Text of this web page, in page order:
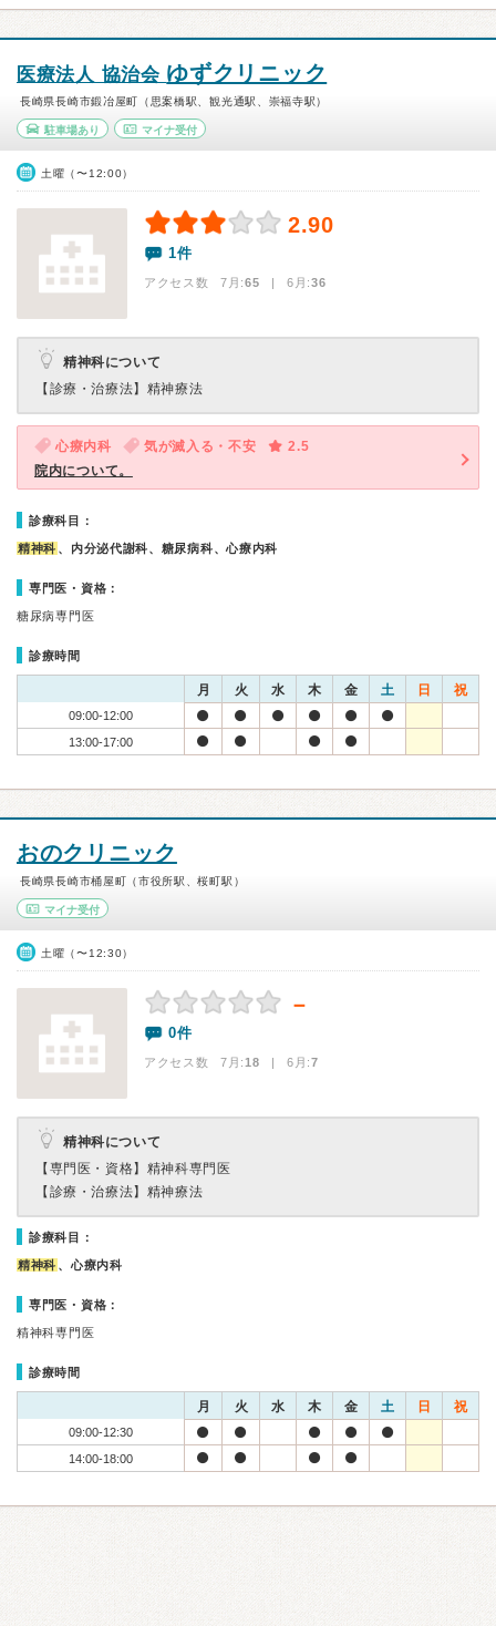
医療法人 協治会 ゆずクリニック
長崎県長崎市鍛冶屋町（思案橋駅、観光通駅、崇福寺駅）
駐車場あり マイナ受付
土曜（〜12:00）
2.90
1件
アクセス数 7月:65 | 6月:36
精神科について
【診療・治療法】 精神療法
心療内科 気が滅入る・不安
2.5
院内について。
診療科目：
精神科 、内分泌代謝科、糖尿病科、心療内科
専門医・資格：
糖尿病専門医
診療時間
月 火 水 木 金 土 日 祝
09:00-12:00
13:00-17:00
おのクリニック
長崎県長崎市桶屋町（市役所駅、桜町駅）
マイナ受付
土曜（〜12:30）
－
0件
アクセス数 7月:18 | 6月:7
精神科について
【専門医・資格】 精神科専門医
【診療・治療法】 精神療法
診療科目：
精神科 、心療内科
専門医・資格：
精神科専門医
診療時間
月 火 水 木 金 土 日 祝
09:00-12:30
14:00-18:00